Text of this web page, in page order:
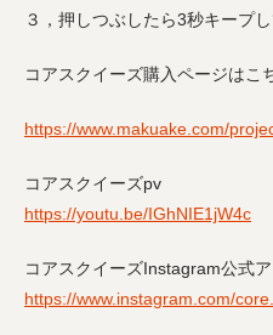
３，押しつぶしたら3秒キープ
コアスクイーズ購入ページはこ
https://www.makuake.com/
コアスクイーズpv
https://youtu.be/IGhNIE1jW4c
コアスクイーズInstagram公式
https://www.instagram.com/